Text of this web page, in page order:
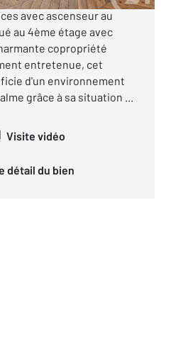
avec ascenseur au
au 4ème étage avec
copropriété
entretenue, cet
d'un environnement
grâce à sa situation ...
Visite vidéo
détail du bien